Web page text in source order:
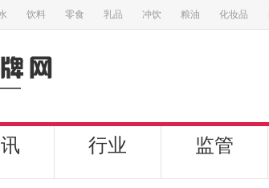
饮料 零食 乳品 冲饮 粮油 化妆品
行业 监管